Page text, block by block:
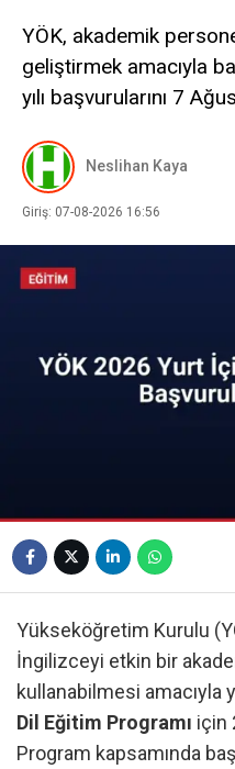
YÖK, akademik
geliştirmek amacıyla
yılı başvurularını 7
Neslihan Kaya
Giriş: 07-08-2026 16:56
Yükseköğretim Kurulu
İngilizceyi etkin bir
kullanabilmesi amacıyla
Dil Eğitim Programı için
Program kapsamında